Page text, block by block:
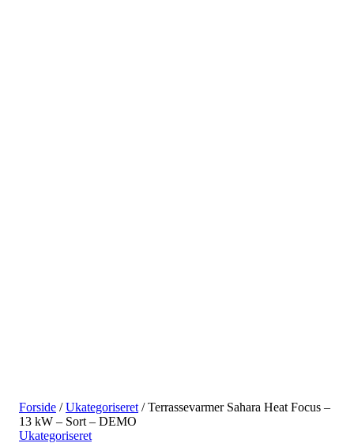
Forside /Ukategoriseret / Terrassevarmer Sahara Heat Focus –
13 kW – Sort – DEMO
Ukategoriseret